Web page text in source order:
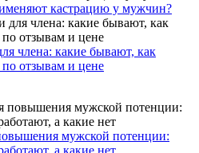
кастрацию у мужчин?
члена: какие бывают, как
отзывам и цене
мужской потенции:
а какие нет